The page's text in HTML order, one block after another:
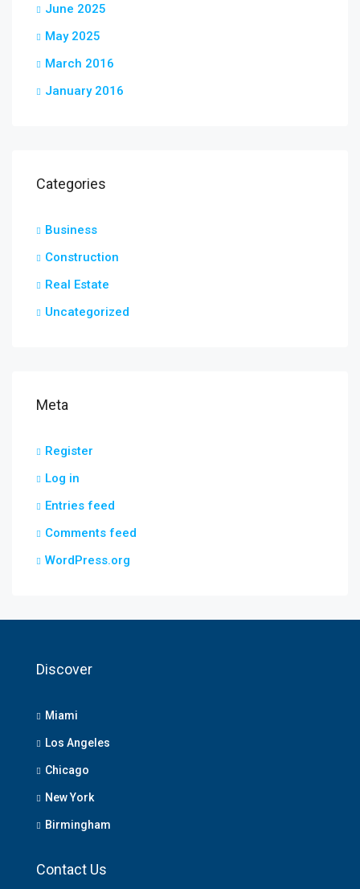
June 2025
May 2025
March 2016
January 2016
Categories
Business
Construction
Real Estate
Uncategorized
Meta
Register
Log in
Entries feed
Comments feed
WordPress.org
Discover
Miami
Los Angeles
Chicago
New York
Birmingham
Contact Us